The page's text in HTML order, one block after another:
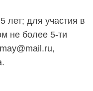
лет; для участия в
не более 5-ти